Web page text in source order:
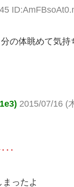
の体眺めて気持
2015/07/16 (
･･
ったよ